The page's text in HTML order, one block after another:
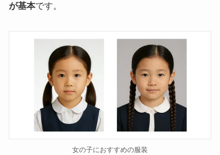
が基本です。
女の子におすすめの服装